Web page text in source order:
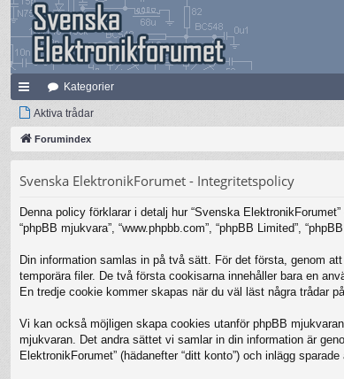
na
bb
ar
Kategorier
Aktiva trådar
Forumindex
Svenska ElektronikForumet - Integritetspolicy
Denna policy förklarar i detalj hur “Svenska ElektronikForumet”
“phpBB mjukvara”, “www.phpbb.com”, “phpBB Limited”,
Din information samlas in på två sätt. För det första, genom
temporära filer. De två första cookisarna innehåller bara en
En tredje cookie kommer skapas när du väl läst några trådar
Vi kan också möjligen skapa cookies utanför phpBB
mjukvaran. Det andra sättet vi samlar in din information är
ElektronikForumet” (hädanefter “ditt konto”) och inlägg